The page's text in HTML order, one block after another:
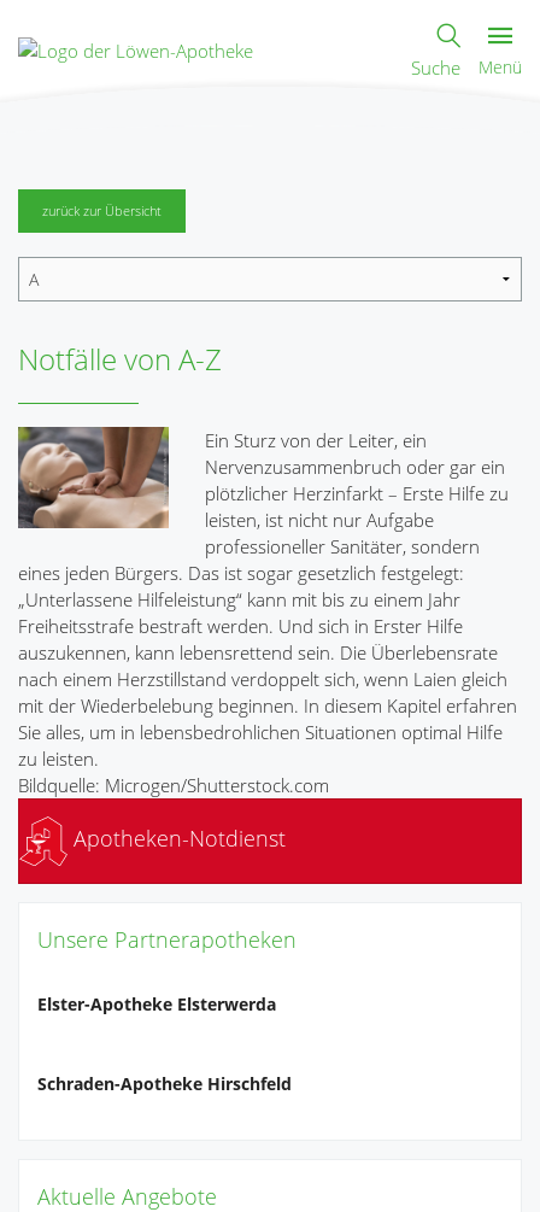
Suche Menü
zurück zur Übersicht
Notfälle von A-Z
Ein Sturz von der Leiter, ein
Nervenzusammenbruch oder gar ein
plötzlicher Herzinfarkt – Erste Hilfe zu
leisten, ist nicht nur Aufgabe
professioneller Sanitäter, sondern
eines jeden Bürgers. Das ist sogar gesetzlich festgelegt:
„Unterlassene Hilfeleistung“ kann mit bis zu einem Jahr
Freiheitsstrafe bestraft werden. Und sich in Erster Hilfe
auszukennen, kann lebensrettend sein. Die Überlebensrate
nach einem Herzstillstand verdoppelt sich, wenn Laien gleich
mit der Wiederbelebung beginnen. In diesem Kapitel erfahren
Sie alles, um in lebensbedrohlichen Situationen optimal Hilfe
zu leisten.
Bildquelle: Microgen/Shutterstock.com
Apotheken-Notdienst
Unsere Partnerapotheken
Elster-Apotheke Elsterwerda
Schraden-Apotheke Hirschfeld
Aktuelle Angebote